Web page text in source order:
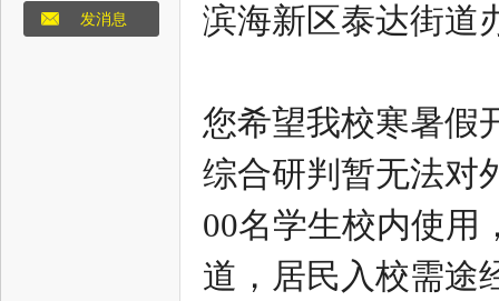
发消息 滨海新区泰达街道
您希望我校寒暑假
综合研判暂无法对
00名学生校内使用
道，居民入校需途